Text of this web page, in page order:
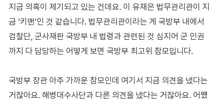
지금 의혹이 제기되고 있는 건데요. 이 유재은 법무관리관이 지
금 ‘키맨’인 것 같습니다. 법무관리관이라는 게 국방부 내에서
검찰단, 군사재판 국방부 내 법령과 관련된 것 심지어 군 인권
까지 다 담당하는 어떻게 보면 국방부 최고위 참모입니다.
국방부 장관 아주 가까운 참모인데 여기서 지금 의견을 냈다는
거잖아요. 해병대수사단과 다른 의견을 냈다는 거잖아요. 어쨌